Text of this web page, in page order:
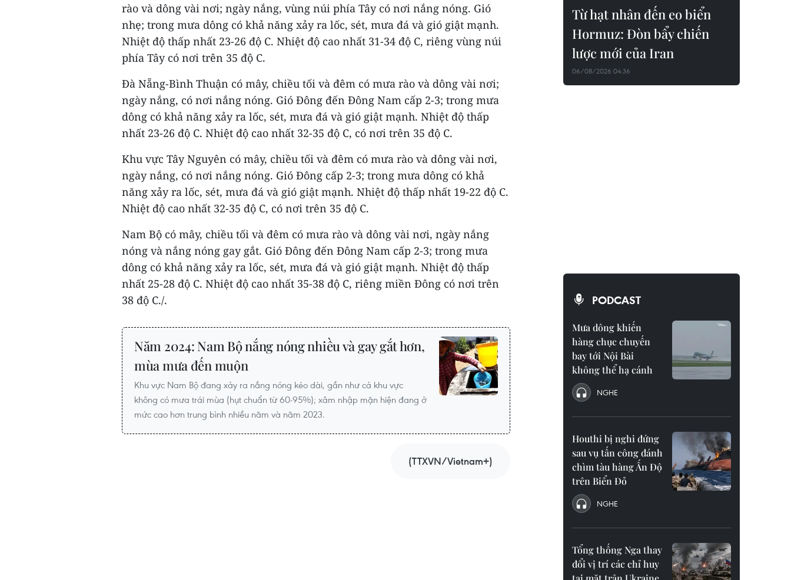
rào và dông vài nơi; ngày nắng, vùng núi phía Tây có nơi nắng nóng. Gió
nhẹ; trong mưa dông có khả năng xảy ra lốc, sét, mưa đá và gió giật mạnh.
Nhiệt độ thấp nhất 23-26 độ C. Nhiệt độ cao nhất 31-34 độ C, riêng vùng núi
phía Tây có nơi trên 35 độ C.
Đà Nẵng-Bình Thuận có mây, chiều tối và đêm có mưa rào và dông vài nơi;
ngày nắng, có nơi nắng nóng. Gió Đông đến Đông Nam cấp 2-3; trong mưa
dông có khả năng xảy ra lốc, sét, mưa đá và gió giật mạnh. Nhiệt độ thấp
nhất 23-26 độ C. Nhiệt độ cao nhất 32-35 độ C, có nơi trên 35 độ C.
Khu vực Tây Nguyên có mây, chiều tối và đêm có mưa rào và dông vài nơi,
ngày nắng, có nơi nắng nóng. Gió Đông cấp 2-3; trong mưa dông có khả
năng xảy ra lốc, sét, mưa đá và gió giật mạnh. Nhiệt độ thấp nhất 19-22 độ C.
Nhiệt độ cao nhất 32-35 độ C, có nơi trên 35 độ C.
Nam Bộ có mây, chiều tối và đêm có mưa rào và dông vài nơi, ngày nắng
nóng và nắng nóng gay gắt. Gió Đông đến Đông Nam cấp 2-3; trong mưa
dông có khả năng xảy ra lốc, sét, mưa đá và gió giật mạnh. Nhiệt độ thấp
nhất 25-28 độ C. Nhiệt độ cao nhất 35-38 độ C, riêng miền Đông có nơi trên
38 độ C./.
Năm 2024: Nam Bộ nắng nóng nhiều và gay gắt hơn,
mùa mưa đến muộn
Khu vực Nam Bộ đang xảy ra nắng nóng kéo dài, gần như cả khu vực
không có mưa trái mùa (hụt chuẩn từ 60-95%); xâm nhập mặn hiện đang ở
mức cao hơn trung bình nhiều năm và năm 2023.
(TTXVN/Vietnam+)
Từ hạt nhân đến eo biển
Hormuz: Đòn bẩy chiến
lược mới của Iran
06/08/2026 04:36
PODCAST
Mưa dông khiến
hàng chục chuyến
bay tới Nội Bài
không thể hạ cánh
NGHE
Houthi bị nghi đứng
sau vụ tấn công đánh
chìm tàu hàng Ấn Độ
trên Biển Đỏ
NGHE
Tổng thống Nga thay
đổi vị trí các chỉ huy